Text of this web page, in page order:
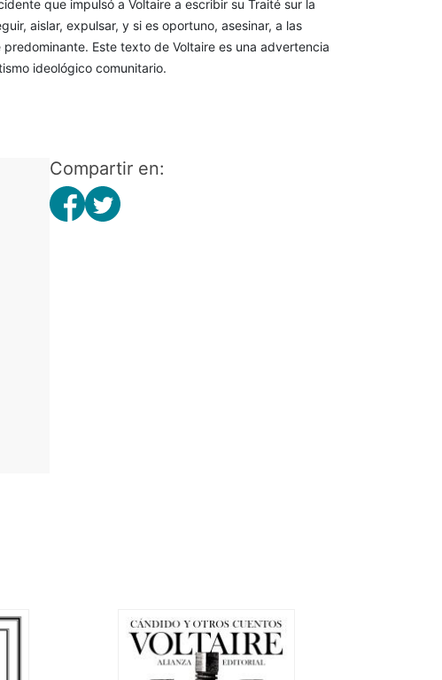
que impulsó a Voltaire a escribir su Traité sur la
aislar, expulsar, y si es oportuno, asesinar, a las
Este texto de Voltaire es una advertencia
ideológico comunitario.
Compartir en: